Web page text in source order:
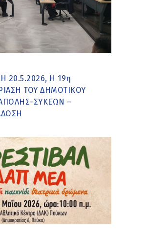
20.5.2026, Η 19η
ΤΟΥ ΔΗΜΟΤΙΚΟΥ
ΣΥΚΕΩΝ –